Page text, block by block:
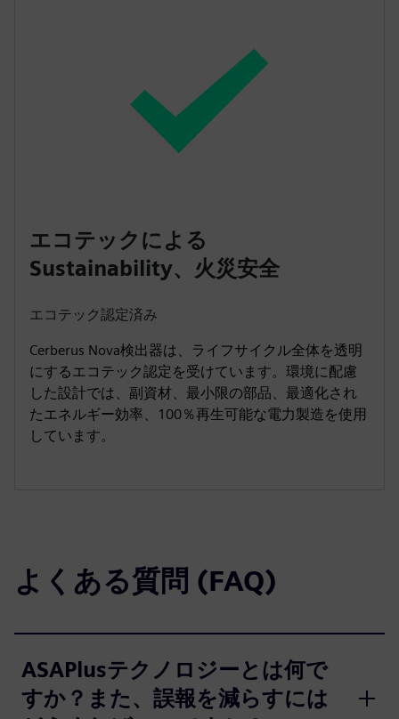
エコテックによる
Sustainability、火災安全
エコテック認定済み
Cerberus Nova検出器は、ライフサイクル全体を透明
にするエコテック認定を受けています。環境に配慮
した設計では、副資材、最小限の部品、最適化され
たエネルギー効率、100％再生可能な電力製造を使用
しています。
よくある質問 (FAQ)
ASAPlusテクノロジーとは何で
すか？また、誤報を減らすには